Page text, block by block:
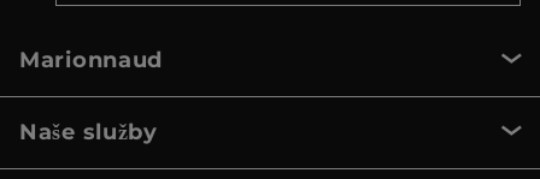
Marionnaud
Naše služby